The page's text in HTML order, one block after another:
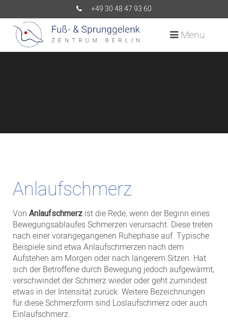
+49 30 48 47 93 60
Menu
Anlaufschmerz
Von Anlaufschmerz ist die Rede, wenn der Beginn eines
Bewegungsablaufes Schmerzen verursacht. Diese treten
nach einer vorangegangenen Ruhephase auf. Typische
Beispiele sind etwa Anlaufschmerzen nach dem
Aufstehen am Morgen oder nach längerem Sitzen. Hat
sich der Betroffene durch Bewegung jedoch aufgewärmt,
verschwindet der Schmerz wieder oder geht zumindest
etwas in der Intensität zurück. Weitere Bezeichnungen
für diese Schmerzform sind Loslaufschmerz oder auch
Einlaufschmerz.